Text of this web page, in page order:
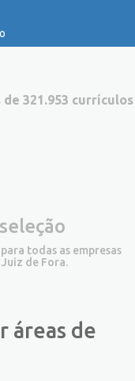
de 321.953 currículos
todas as empresas
de Fora.
áreas de